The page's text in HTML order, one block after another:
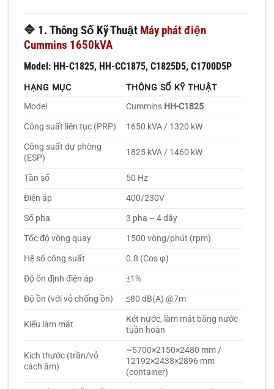
🔷 1. Thông Số Kỹ Thuật Máy phát điện
Cummins 1650kVA
Model: HH-C1825, HH-CC1875, C1825D5, C1700D5P
HẠNG MỤC
THÔNG SỐ KỸ THUẬT
Model
Cummins HH-C1825
Công suất liên tục (PRP)
1650 kVA / 1320 kW
Công suất dự phòng
(ESP)
1825 kVA / 1460 kW
Tần số
50 Hz
Điện áp
400/230V
Số pha
3 pha – 4 dây
Tốc độ vòng quay
1500 vòng/phút (rpm)
Hệ số công suất
0.8 (Cos φ)
Độ ổn định điện áp
±1%
Độ ồn (với vỏ chống ồn)
≤80 dB(A) @7m
Kiểu làm mát
Két nước, làm mát bằng nước
tuần hoàn
Kích thước (trần/vỏ
cách âm)
~5700×2150×2480 mm /
12192×2438×2896 mm
(container)